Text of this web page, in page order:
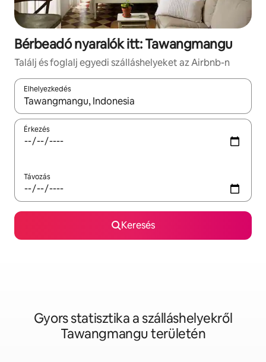
Bérbeadó nyaralók itt: Tawangmangu
Találj és foglalj egyedi szálláshelyeket az Airbnb-n
Elhelyezkedés
Az eredmények között a felfelé és a lefelé nyíllal
Érkezés
Távozás
Keresés
Gyors statisztika a szálláshelyekről
Tawangmangu területén